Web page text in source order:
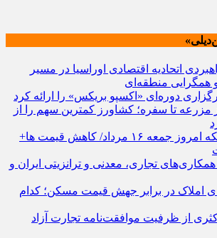
اتحادیه اقتصادی اوراسیا در مسیر
همگرایی منطقه‌ای
برگزاری دوره‌ای «اکسپو بریکس» را ارائه کرد
مزرعه تا سفره؛ کشاورز کمترین سهم را از
قیمت طلا و سکه امروز جمعه ۱۶ مرداد/ کاهش قیمت ها+
همکاری‌های تجاری، معدنی و ترانزیتی ایران و
املاک در برابر جهش قیمت مسکن؛ کدام
از ظرفیت موافقت‌نامه تجارت آزاد